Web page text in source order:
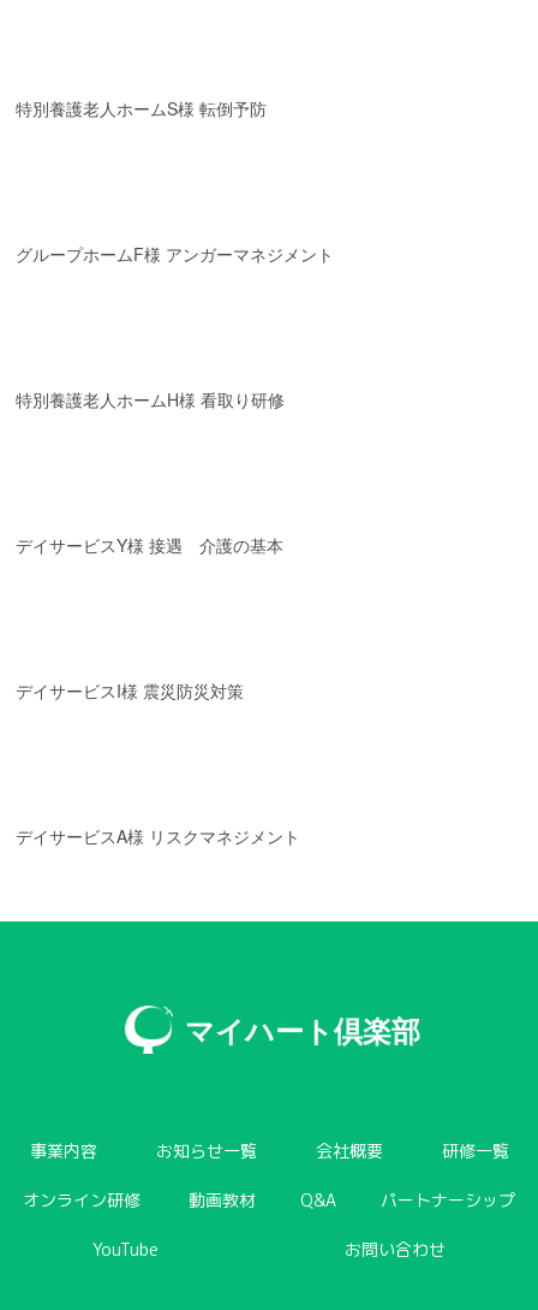
特別養護老人ホームS様 転倒予防
グループホームF様 アンガーマネジメント
特別養護老人ホームH様 看取り研修
デイサービスY様 接遇 介護の基本
デイサービスI様 震災防災対策
デイサービスA様 リスクマネジメント
マイハート倶楽部
事業内容 お知らせ一覧 会社概要 研修一覧
オンライン研修 動画教材 Q&A パートナーシップ
YouTube お問い合わせ